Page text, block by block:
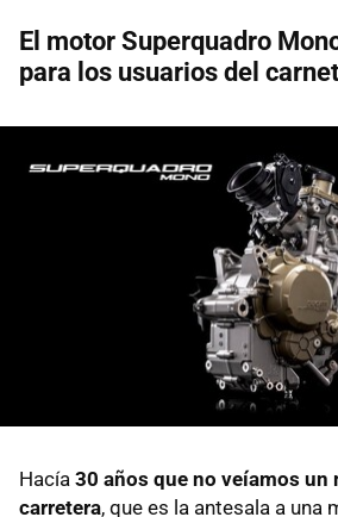
El motor Superquadro
para los usuarios del
Hacía 30 años que no veíamos
carretera, que es la antesala a una